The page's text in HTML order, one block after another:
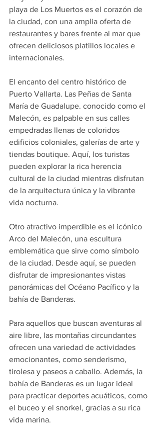
playa de Los Muertos es el corazón de
la ciudad, con una amplia oferta de
restaurantes y bares frente al mar que
ofrecen deliciosos platillos locales e
internacionales.
El encanto del centro histórico de
Puerto Vallarta. Las Peñas de Santa
María de Guadalupe. conocido como el
Malecón, es palpable en sus calles
empedradas llenas de coloridos
edificios coloniales, galerías de arte y
tiendas boutique. Aquí, los turistas
pueden explorar la rica herencia
cultural de la ciudad mientras disfrutan
de la arquitectura única y la vibrante
vida nocturna.
Otro atractivo imperdible es el icónico
Arco del Malecón, una escultura
emblemática que sirve como símbolo
de la ciudad. Desde aquí, se pueden
disfrutar de impresionantes vistas
panorámicas del Océano Pacífico y la
bahía de Banderas.
Para aquellos que buscan aventuras al
aire libre, las montañas circundantes
ofrecen una variedad de actividades
emocionantes, como senderismo,
tirolesa y paseos a caballo. Además, la
bahía de Banderas es un lugar ideal
para practicar deportes acuáticos, como
el buceo y el snorkel, gracias a su rica
vida marina.